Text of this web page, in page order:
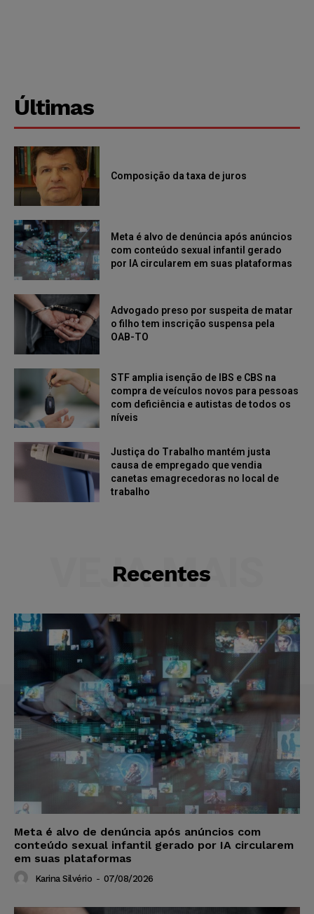
Últimas
Composição da taxa de juros
Meta é alvo de denúncia após anúncios
com conteúdo sexual infantil gerado
por IA circularem em suas plataformas
Advogado preso por suspeita de matar
o filho tem inscrição suspensa pela
OAB-TO
STF amplia isenção de IBS e CBS na
compra de veículos novos para pessoas
com deficiência e autistas de todos os
níveis
Justiça do Trabalho mantém justa
causa de empregado que vendia
canetas emagrecedoras no local de
trabalho
Recentes
VEJA MAIS
Meta é alvo de denúncia após anúncios com
conteúdo sexual infantil gerado por IA circularem
em suas plataformas
Karina Silvério - 07/08/2026